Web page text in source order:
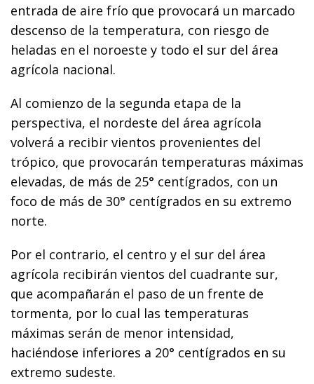
entrada de aire frío que provocará un marcado
descenso de la temperatura, con riesgo de
heladas en el noroeste y todo el sur del área
agrícola nacional.
Al comienzo de la segunda etapa de la
perspectiva, el nordeste del área agrícola
volverá a recibir vientos provenientes del
trópico, que provocarán temperaturas máximas
elevadas, de más de 25° centígrados, con un
foco de más de 30° centígrados en su extremo
norte.
Por el contrario, el centro y el sur del área
agrícola recibirán vientos del cuadrante sur,
que acompañarán el paso de un frente de
tormenta, por lo cual las temperaturas
máximas serán de menor intensidad,
haciéndose inferiores a 20° centígrados en su
extremo sudeste.